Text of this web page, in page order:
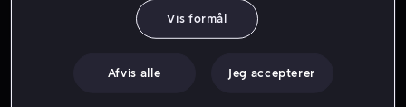
Vis formål
Afvis alle Jeg accepterer